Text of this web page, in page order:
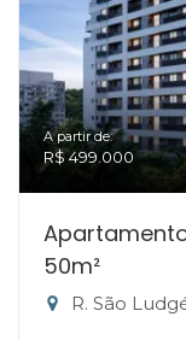
A partir de:
R$ 499.000
50m²
R. São